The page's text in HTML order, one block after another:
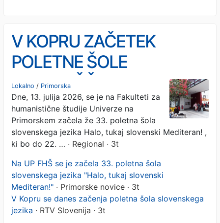
V KOPRU ZAČETEK
POLETNE ŠOLE
SLOVENŠČINE: Gostijo 50
udeležencev iz 16 držav
(FOTO)
Lokalno / Primorska
Dne, 13. julija 2026, se je na Fakulteti za
humanistične študije Univerze na
Primorskem začela že 33. poletna šola
slovenskega jezika Halo, tukaj slovenski Mediteran! ,
ki bo do 22. … · Regional · 3t
Na UP FHŠ se je začela 33. poletna šola
slovenskega jezika "Halo, tukaj slovenski
Mediteran!" · Primorske novice · 3t
V Kopru se danes začenja poletna šola slovenskega
jezika · RTV Slovenija · 3t